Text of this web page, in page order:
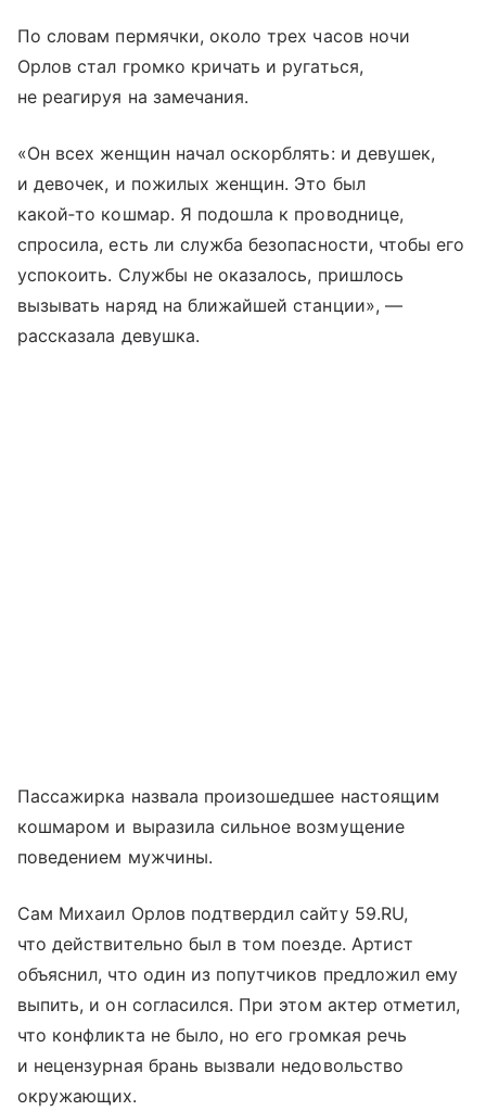
По словам пермячки, около трех часов ночи
Орлов стал громко кричать и ругаться,
не реагируя на замечания.
«Он всех женщин начал оскорблять: и девушек,
и девочек, и пожилых женщин. Это был
какой‑то кошмар. Я подошла к проводнице,
спросила, есть ли служба безопасности, чтобы его
успокоить. Службы не оказалось, пришлось
вызывать наряд на ближайшей станции», —
рассказала девушка.
Пассажирка назвала произошедшее настоящим
кошмаром и выразила сильное возмущение
поведением мужчины.
Сам Михаил Орлов подтвердил сайту 59.RU,
что действительно был в том поезде. Артист
объяснил, что один из попутчиков предложил ему
выпить, и он согласился. При этом актер отметил,
что конфликта не было, но его громкая речь
и нецензурная брань вызвали недовольство
окружающих.